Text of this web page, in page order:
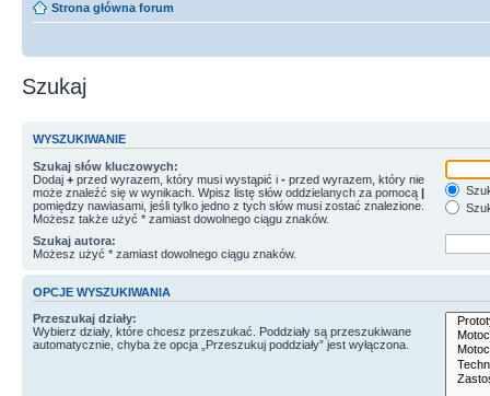
Strona główna forum
Szukaj
WYSZUKIWANIE
Szukaj słów kluczowych:
Dodaj + przed wyrazem, który musi wystąpić i - przed wyrazem, który nie
może znaleźć się w wynikach. Wpisz listę słów oddzielanych za pomocą |
pomiędzy nawiasami, jeśli tylko jedno z tych słów musi zostać znalezione.
Możesz także użyć * zamiast dowolnego ciągu znaków.
Szukaj autora:
Możesz użyć * zamiast dowolnego ciągu znaków.
OPCJE WYSZUKIWANIA
Przeszukaj działy:
Wybierz działy, które chcesz przeszukać. Poddziały są przeszukiwane
automatycznie, chyba że opcja „Przeszukuj poddziały” jest wyłączona.